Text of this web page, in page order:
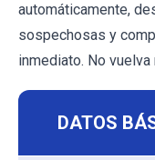
automáticamente,
sospechosas y
inmediato. No
DATOS